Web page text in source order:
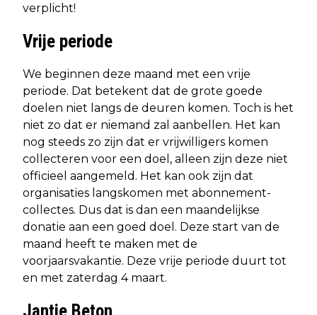
verplicht!
Vrije periode
We beginnen deze maand met een vrije
periode. Dat betekent dat de grote goede
doelen niet langs de deuren komen. Toch is het
niet zo dat er niemand zal aanbellen. Het kan
nog steeds zo zijn dat er vrijwilligers komen
collecteren voor een doel, alleen zijn deze niet
officieel aangemeld. Het kan ook zijn dat
organisaties langskomen met abonnement-
collectes. Dus dat is dan een maandelijkse
donatie aan een goed doel. Deze start van de
maand heeft te maken met de
voorjaarsvakantie. Deze vrije periode duurt tot
en met zaterdag 4 maart.
Jantje Beton